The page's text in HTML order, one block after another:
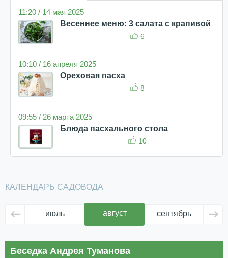
11:20 / 14 мая 2025
Весеннее меню: 3 салата с крапивой
6
10:10 / 16 апреля 2025
Ореховая пасха
8
09:55 / 26 марта 2025
Блюда пасхального стола
10
КАЛЕНДАРЬ САДОВОДА
июль август сентябрь
Беседка Андрея Туманова